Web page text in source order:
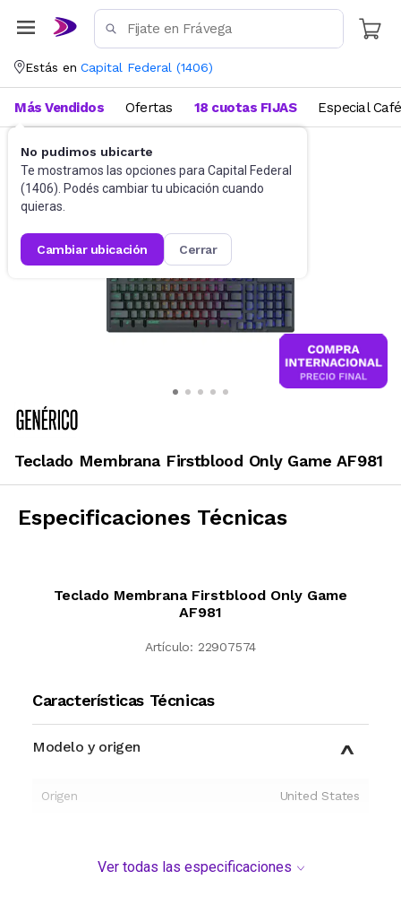
Estás en Capital Federal (1406)
No pudimos ubicarte
Te mostramos las opciones para Capital Federal
(1406). Podés cambiar tu ubicación cuando
quieras.
cambiar ubicación cerrar
Más Vendidos Ofertas 18 cuotas FIJAS Especial Café
Accesorios de Informática
Teclado Membrana Firstblood Only Game AF981
Especificaciones Técnicas
Teclado Membrana Firstblood Only Game
AF981
Artículo: 22907574
Características Técnicas
Modelo y origen
Origen United States
Ver todas las especificaciones